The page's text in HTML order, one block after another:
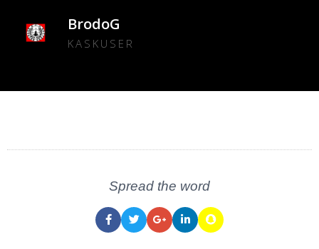
BrodoG
KASKUSER
Spread the word